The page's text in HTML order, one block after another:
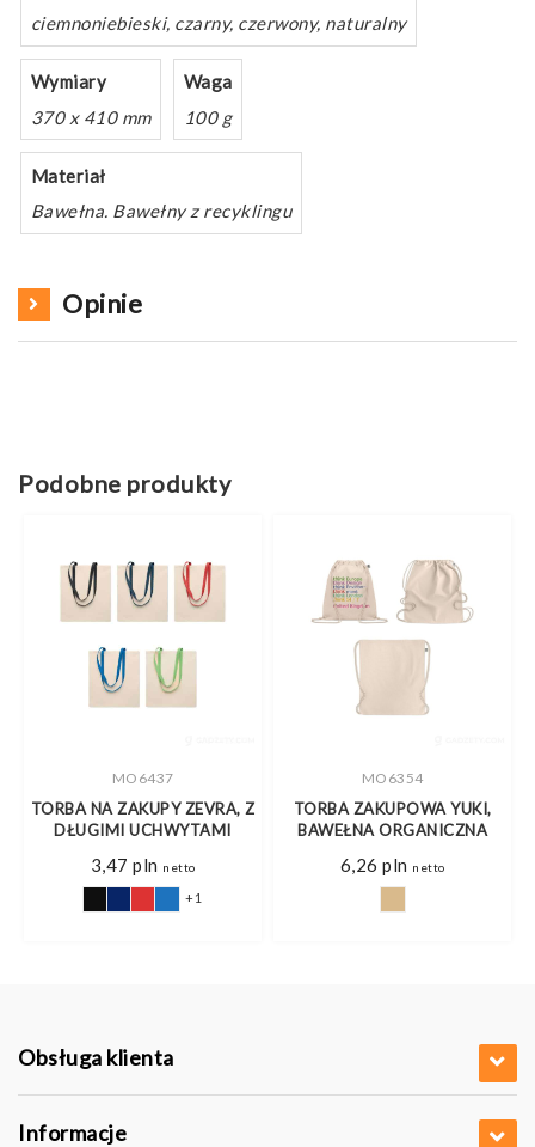
ciemnoniebieski, czarny, czerwony, naturalny
Wymiary
370 x 410 mm
Waga
100 g
Materiał
Bawełna. Bawełny z recyklingu
Opinie
Podobne produkty
MO6437
TORBA NA ZAKUPY ZEVRA, Z
DŁUGIMI UCHWYTAMI
3,47 pln netto
+1
MO6354
TORBA ZAKUPOWA YUKI,
BAWEŁNA ORGANICZNA
6,26 pln netto
Obsługa klienta
Informacje